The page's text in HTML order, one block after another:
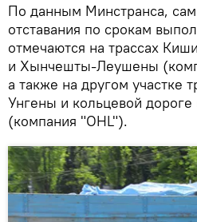
По данным Минстранса,
отставания по срокам
отмечаются на трассах
и Хынчешты-Леушены
а также на другом участке
Унгены и кольцевой дороге
(компания "OHL").